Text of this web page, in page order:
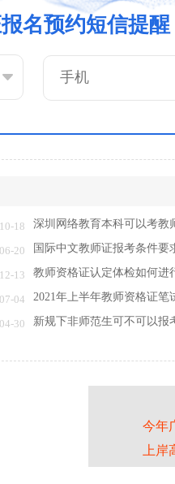
名预约短信提醒
18 深圳网络教育本科可以考教
20
13 教师资格证认定体检如何进
04
30
今年
上岸